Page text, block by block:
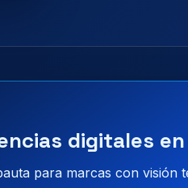
digitales
para marcas con visión